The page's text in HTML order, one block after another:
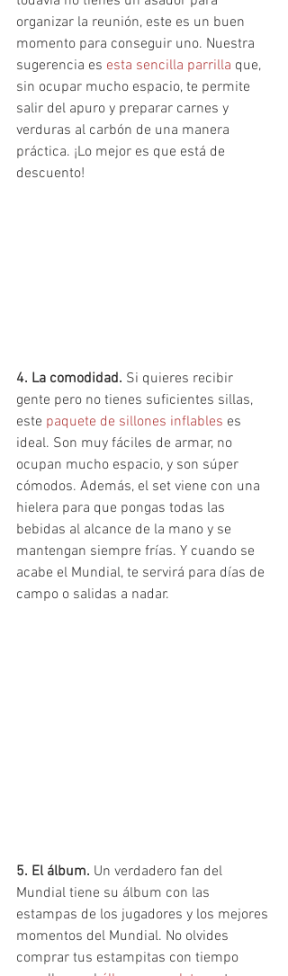
organizar la reunión, este es un buen
momento para conseguir uno. Nuestra
sugerencia es esta sencilla parrilla que,
sin ocupar mucho espacio, te permite
salir del apuro y preparar carnes y
verduras al carbón de una manera
práctica. ¡Lo mejor es que está de
descuento!
4. La comodidad. Si quieres recibir
gente pero no tienes suficientes sillas,
este paquete de sillones inflables es
ideal. Son muy fáciles de armar, no
ocupan mucho espacio, y son súper
cómodos. Además, el set viene con una
hielera para que pongas todas las
bebidas al alcance de la mano y se
mantengan siempre frías. Y cuando se
acabe el Mundial, te servirá para días de
campo o salidas a nadar.
5. El álbum. Un verdadero fan del
Mundial tiene su álbum con las
estampas de los jugadores y los mejores
momentos del Mundial. No olvides
comprar tus estampitas con tiempo